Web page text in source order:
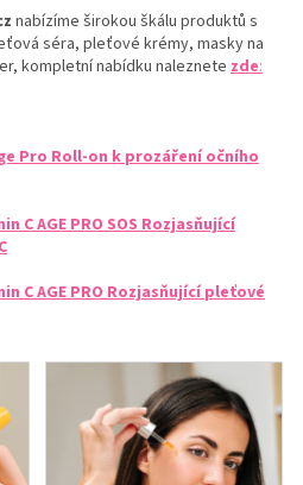
nabízíme širokou škálu produktů s
séra, pleťové krémy, masky na
kompletní nabídku naleznete zde:
Pro Roll-on k prozáření očního
C AGE PRO SOS Rozjasňující
C AGE PRO Rozjasňující pleťové